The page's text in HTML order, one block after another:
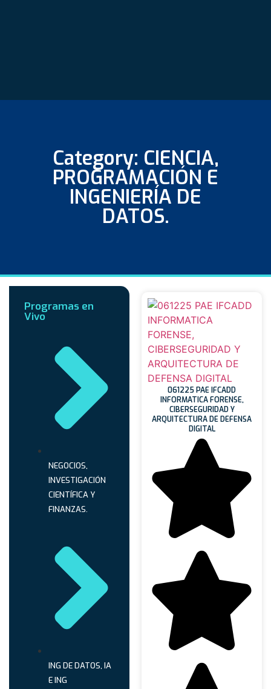
Category: CIENCIA,
PROGRAMACIÓN E
INGENIERÍA DE
DATOS.
Programas en
Vivo
NEGOCIOS,
INVESTIGACIÓN
CIENTÍFICA Y
FINANZAS.
ING DE DATOS, IA
E ING
061225 PAE IFCADD
INFORMATICA FORENSE,
CIBERSEGURIDAD Y
ARQUITECTURA DE DEFENSA
DIGITAL